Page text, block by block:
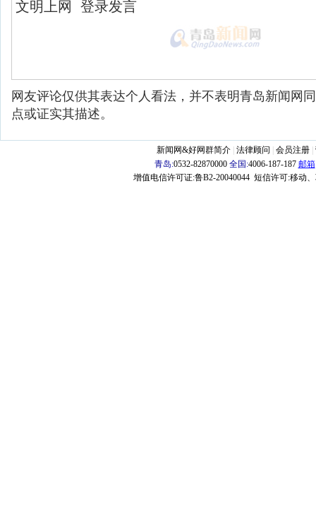
网友评论仅供其表达个人看法，并不表明青岛新闻网
点或证实其描述。